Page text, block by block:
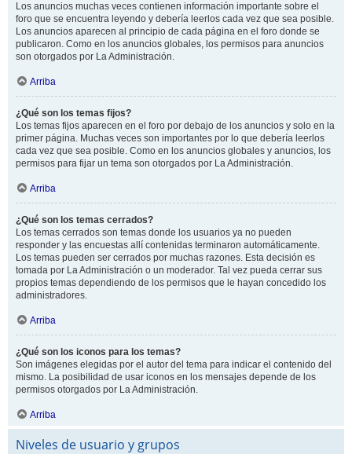
Los anuncios muchas veces contienen información importante sobre el
foro que se encuentra leyendo y debería leerlos cada vez que sea posible.
Los anuncios aparecen al principio de cada página en el foro donde se
publicaron. Como en los anuncios globales, los permisos para anuncios
son otorgados por La Administración.
Arriba
¿Qué son los temas fijos?
Los temas fijos aparecen en el foro por debajo de los anuncios y solo en la
primer página. Muchas veces son importantes por lo que debería leerlos
cada vez que sea posible. Como en los anuncios globales y anuncios, los
permisos para fijar un tema son otorgados por La Administración.
Arriba
¿Qué son los temas cerrados?
Los temas cerrados son temas donde los usuarios ya no pueden
responder y las encuestas allí contenidas terminaron automáticamente.
Los temas pueden ser cerrados por muchas razones. Esta decisión es
tomada por La Administración o un moderador. Tal vez pueda cerrar sus
propios temas dependiendo de los permisos que le hayan concedido los
administradores.
Arriba
¿Qué son los iconos para los temas?
Son imágenes elegidas por el autor del tema para indicar el contenido del
mismo. La posibilidad de usar iconos en los mensajes depende de los
permisos otorgados por La Administración.
Arriba
Niveles de usuario y grupos